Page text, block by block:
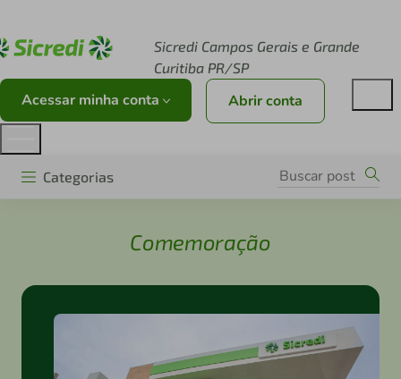
Sicredi Campos Gerais e Grande
Curitiba PR/SP
Acessar minha conta Abrir conta
Categorias
Comemoração